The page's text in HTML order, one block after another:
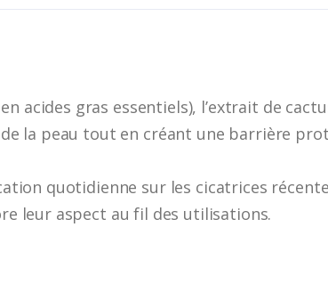
acides gras essentiels), l’extrait de
la peau tout en créant une barrière
quotidienne sur les cicatrices
leur aspect au fil des utilisations.